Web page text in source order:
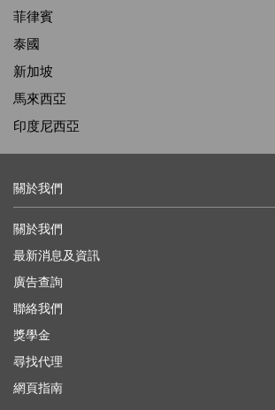
菲律賓
泰國
新加坡
馬來西亞
印度尼西亞
關於我們
關於我們
最新消息及資訊
廣告查詢
聯絡我們
獎學金
尋找代理
網頁指南